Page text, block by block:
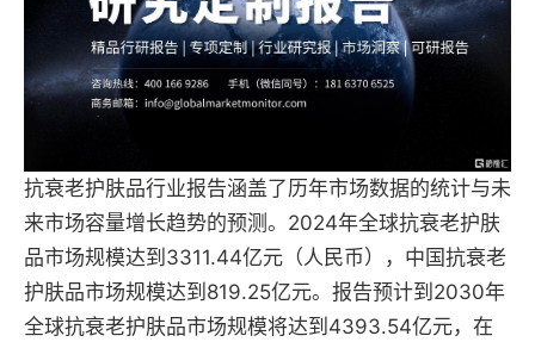
抗衰老护肤品行业报告涵盖了历年市场数据的统计与未
来市场容量增长趋势的预测。2024年全球抗衰老护肤
品市场规模达到3311.44亿元（人民币），中国抗衰老
护肤品市场规模达到819.25亿元。报告预计到2030年
全球抗衰老护肤品市场规模将达到4393.54亿元，在